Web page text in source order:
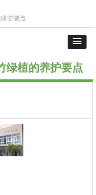
养护要点
绿植的养护要点